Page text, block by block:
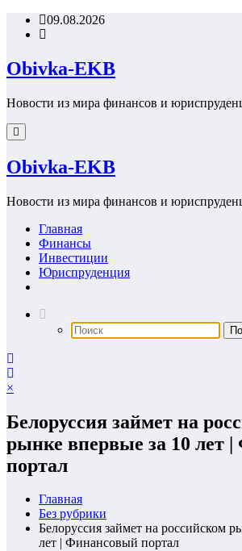
Перейти09.08.2026
Obivka-EKB
Новости из мира финансов и
Obivka-EKB
Новости из мира финансов и
Главная
Финансы
Инвестиции
Юриспруденция
×
Белоруссия займет на
рынке впервые за 10 лет
портал
Главная
Без рубрики
Белоруссия займет на российском
лет | Финансовый портал